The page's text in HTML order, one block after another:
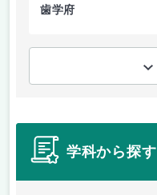
歯学府
学科から探す